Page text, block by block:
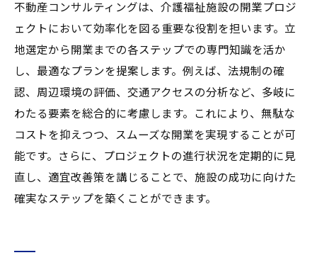
不動産コンサルティングは、介護福祉施設の開業プロジ
ェクトにおいて効率化を図る重要な役割を担います。立
地選定から開業までの各ステップでの専門知識を活か
し、最適なプランを提案します。例えば、法規制の確
認、周辺環境の評価、交通アクセスの分析など、多岐に
わたる要素を総合的に考慮します。これにより、無駄な
コストを抑えつつ、スムーズな開業を実現することが可
能です。さらに、プロジェクトの進行状況を定期的に見
直し、適宜改善策を講じることで、施設の成功に向けた
確実なステップを築くことができます。